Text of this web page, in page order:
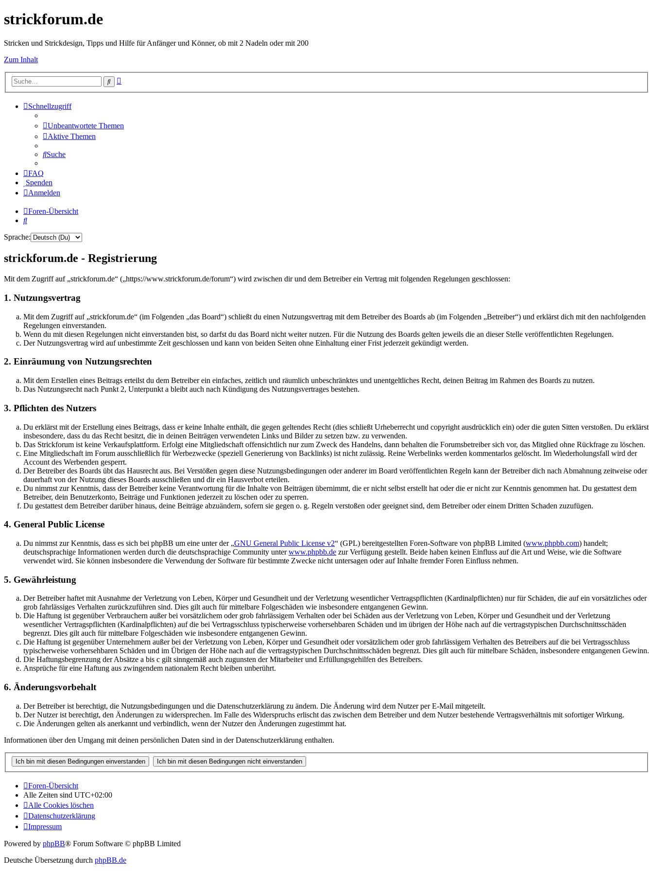
strickforum.de
Stricken und Strickdesign, Tipps und Hilfe für Anfänger und Könner, ob mit 2 Nadeln oder mit 200
Zum Inhalt
Suche
Schnellzugriff
Unbeantwortete Themen
Aktive Themen
Suche
FAQ
Spenden
Anmelden
Foren-Übersicht
Suche
Sprache:
strickforum.de - Registrierung
Mit dem Zugriff auf „strickforum.de“ („https://www.strickforum.de/forum“) wird zwischen dir und dem Betreiber ein Vertrag mit folgenden Regelungen geschlossen:
1. Nutzungsvertrag
Mit dem Zugriff auf „strickforum.de“ (im Folgenden „das Board“) schließt du einen Nutzungsvertrag mit dem Betreiber des Boards ab (im Folgenden „Betreiber“) und erklärst dich mit den nachfolgenden
Regelungen einverstanden.
Wenn du mit diesen Regelungen nicht einverstanden bist, so darfst du das Board nicht weiter nutzen. Für die Nutzung des Boards gelten jeweils die an dieser Stelle veröffentlichten Regelungen.
Der Nutzungsvertrag wird auf unbestimmte Zeit geschlossen und kann von beiden Seiten ohne Einhaltung einer Frist jederzeit gekündigt werden.
2. Einräumung von Nutzungsrechten
Mit dem Erstellen eines Beitrags erteilst du dem Betreiber ein einfaches, zeitlich und räumlich unbeschränktes und unentgeltliches Recht, deinen Beitrag im Rahmen des Boards zu nutzen.
Das Nutzungsrecht nach Punkt 2, Unterpunkt a bleibt auch nach Kündigung des Nutzungsvertrages bestehen.
3. Pflichten des Nutzers
Du erklärst mit der Erstellung eines Beitrags, dass er keine Inhalte enthält, die gegen geltendes Recht (dies schließt Urheberrecht und copyright ausdrücklich ein) oder die guten Sitten verstoßen. Du erklärst
insbesondere, dass du das Recht besitzt, die in deinen Beiträgen verwendeten Links und Bilder zu setzen bzw. zu verwenden.
Das Strickforum ist keine Verkaufsplattform. Erfolgt eine Mitgliedschaft offensichtlich nur zum Zweck des Handelns, dann behalten die Forumsbetreiber sich vor, das Mitglied ohne Rückfrage zu löschen.
Eine Mitgliedschaft im Forum ausschließlich für Werbezwecke (speziell Generierung von Backlinks) ist nicht zulässig. Reine Werbelinks werden kommentarlos gelöscht. Im Wiederholungsfall wird der
Account des Werbenden gesperrt.
Der Betreiber des Boards übt das Hausrecht aus. Bei Verstößen gegen diese Nutzungsbedingungen oder anderer im Board veröffentlichten Regeln kann der Betreiber dich nach Abmahnung zeitweise oder
dauerhaft von der Nutzung dieses Boards ausschließen und dir ein Hausverbot erteilen.
Du nimmst zur Kenntnis, dass der Betreiber keine Verantwortung für die Inhalte von Beiträgen übernimmt, die er nicht selbst erstellt hat oder die er nicht zur Kenntnis genommen hat. Du gestattest dem
Betreiber, dein Benutzerkonto, Beiträge und Funktionen jederzeit zu löschen oder zu sperren.
Du gestattest dem Betreiber darüber hinaus, deine Beiträge abzuändern, sofern sie gegen o. g. Regeln verstoßen oder geeignet sind, dem Betreiber oder einem Dritten Schaden zuzufügen.
4. General Public License
Du nimmst zur Kenntnis, dass es sich bei phpBB um eine unter der „GNU General Public License v2“ (GPL) bereitgestellten Foren-Software von phpBB Limited (www.phpbb.com) handelt;
deutschsprachige Informationen werden durch die deutschsprachige Community unterwww.phpbb.de zur Verfügung gestellt. Beide haben keinen Einfluss auf die Art und Weise, wie die Software
verwendet wird. Sie können insbesondere die Verwendung der Software für bestimmte Zwecke nicht untersagen oder auf Inhalte fremder Foren Einfluss nehmen.
5. Gewährleistung
Der Betreiber haftet mit Ausnahme der Verletzung von Leben, Körper und Gesundheit und der Verletzung wesentlicher Vertragspflichten (Kardinalpflichten) nur für Schäden, die auf ein vorsätzliches oder
grob fahrlässiges Verhalten zurückzuführen sind. Dies gilt auch für mittelbare Folgeschäden wie insbesondere entgangenen Gewinn.
Die Haftung ist gegenüber Verbrauchern außer bei vorsätzlichem oder grob fahrlässigem Verhalten oder bei Schäden aus der Verletzung von Leben, Körper und Gesundheit und der Verletzung
wesentlicher Vertragspflichten (Kardinalpflichten) auf die bei Vertragsschluss typischerweise vorhersehbaren Schäden und im übrigen der Höhe nach auf die vertragstypischen Durchschnittsschäden
begrenzt. Dies gilt auch für mittelbare Folgeschäden wie insbesondere entgangenen Gewinn.
Die Haftung ist gegenüber Unternehmern außer bei der Verletzung von Leben, Körper und Gesundheit oder vorsätzlichem oder grob fahrlässigem Verhalten des Betreibers auf die bei Vertragsschluss
typischerweise vorhersehbaren Schäden und im Übrigen der Höhe nach auf die vertragstypischen Durchschnittsschäden begrenzt. Dies gilt auch für mittelbare Schäden, insbesondere entgangenen Gewinn.
Die Haftungsbegrenzung der Absätze a bis c gilt sinngemäß auch zugunsten der Mitarbeiter und Erfüllungsgehilfen des Betreibers.
Ansprüche für eine Haftung aus zwingendem nationalem Recht bleiben unberührt.
6. Änderungsvorbehalt
Der Betreiber ist berechtigt, die Nutzungsbedingungen und die Datenschutzerklärung zu ändern. Die Änderung wird dem Nutzer per E-Mail mitgeteilt.
Der Nutzer ist berechtigt, den Änderungen zu widersprechen. Im Falle des Widerspruchs erlischt das zwischen dem Betreiber und dem Nutzer bestehende Vertragsverhältnis mit sofortiger Wirkung.
Die Änderungen gelten als anerkannt und verbindlich, wenn der Nutzer den Änderungen zugestimmt hat.
Informationen über den Umgang mit deinen persönlichen Daten sind in der Datenschutzerklärung enthalten.
Foren-Übersicht
Alle Zeiten sind UTC+02:00
Alle Cookies löschen
Datenschutzerklärung
Impressum
Powered by phpBB® Forum Software © phpBB Limited
Deutsche Übersetzung durch phpBB.de